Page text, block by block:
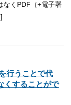
なくPDF（+電子署
行うことで代
くすることがで